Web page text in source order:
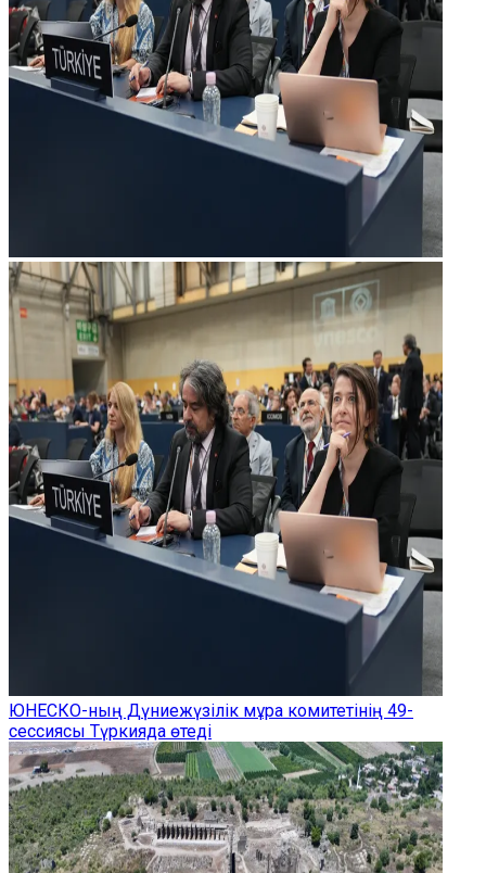
ЮНЕСКО-ның Дүниежүзілік мұра комитетінің 49-
сессиясы Түркияда өтеді